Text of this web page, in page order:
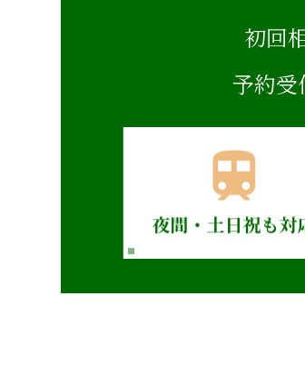
初回
予約受